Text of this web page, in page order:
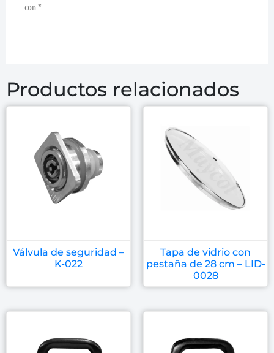
con *
Productos relacionados
Válvula de seguridad –
K-022
Tapa de vidrio con
pestaña de 28 cm – LID-
0028